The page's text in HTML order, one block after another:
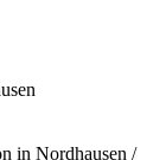
in Nordhausen /